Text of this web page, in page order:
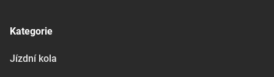
Kategorie
Jízdní kola